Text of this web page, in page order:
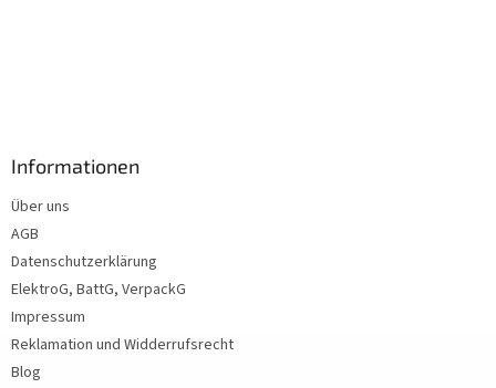
Informationen
Über uns
AGB
Datenschutzerklärung
ElektroG, BattG, VerpackG
Impressum
Reklamation und Widderrufsrecht
Blog